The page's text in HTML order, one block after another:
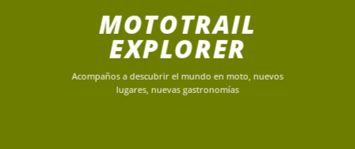
MOTOTRAIL
EXPLORER
Acompaños a descubrir el mundo en moto, nuevos
lugares, nuevas gastronomías